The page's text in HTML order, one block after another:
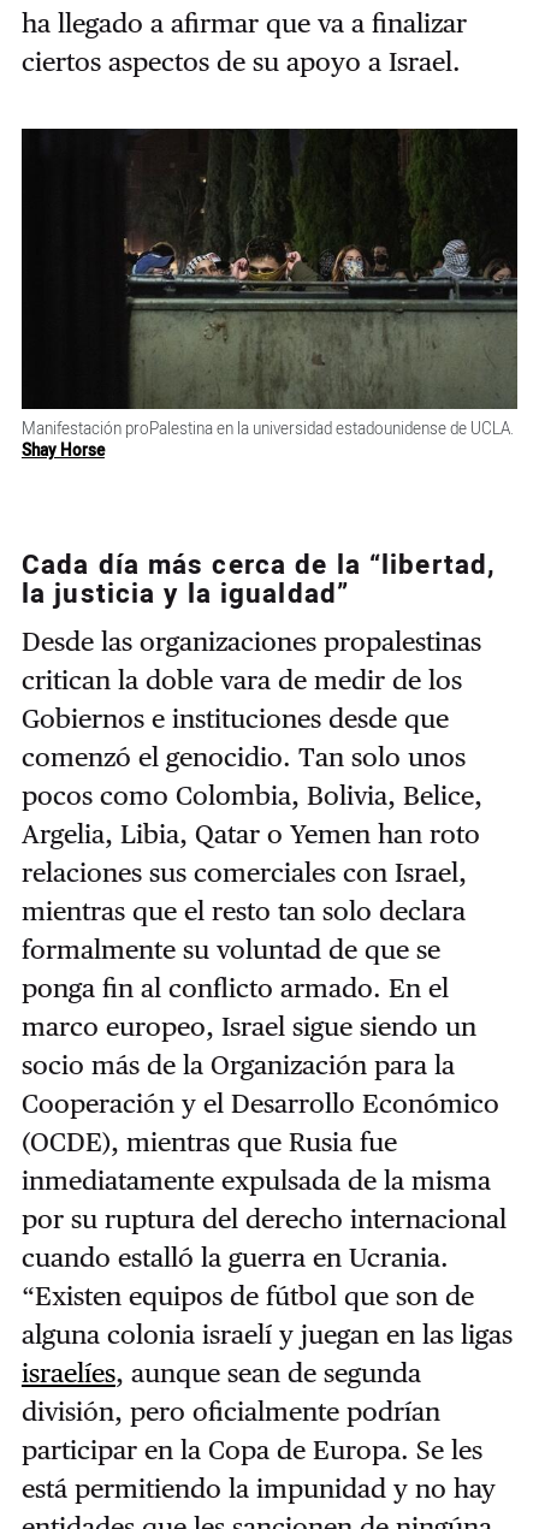
ha llegado a afirmar que va a finalizar
ciertos aspectos de su apoyo a Israel.
Manifestación proPalestina en la universidad estadounidense de UCLA.
Shay Horse
Cada día más cerca de la “libertad,
la justicia y la igualdad”
Desde las organizaciones propalestinas
critican la doble vara de medir de los
Gobiernos e instituciones desde que
comenzó el genocidio. Tan solo unos
pocos como Colombia, Bolivia, Belice,
Argelia, Libia, Qatar o Yemen han roto
relaciones sus comerciales con Israel,
mientras que el resto tan solo declara
formalmente su voluntad de que se
ponga fin al conflicto armado. En el
marco europeo, Israel sigue siendo un
socio más de la Organización para la
Cooperación y el Desarrollo Económico
(OCDE), mientras que Rusia fue
inmediatamente expulsada de la misma
por su ruptura del derecho internacional
cuando estalló la guerra en Ucrania.
“Existen equipos de fútbol que son de
alguna colonia israelí y juegan en las ligas
israelíes, aunque sean de segunda
división, pero oficialmente podrían
participar en la Copa de Europa. Se les
está permitiendo la impunidad y no hay